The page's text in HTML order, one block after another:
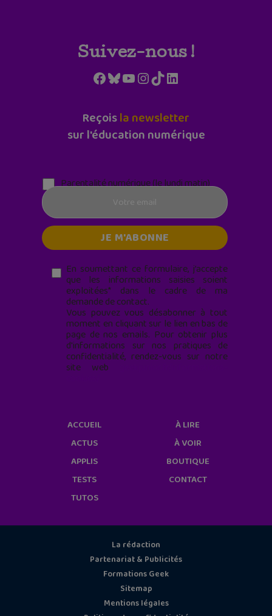
Suivez-nous !
Facebook
Bluesky
YouTube
Instagram
TikTokLinkedIn
Reçoisla newsletter
sur l'éducation numérique
Parentalité numérique (le lundi matin)
En soumettant ce formulaire, j’accepte
que les informations saisies soient
exploitées* dans le cadre de ma
demande de contact.
Vous pouvez vous désabonner à tout
moment en cliquant sur le lien en bas de
page de nos emails. Pour obtenir plus
d'informations sur nos pratiques de
confidentialité, rendez-vous sur notre
site web
ACCUEIL
ACTUS
APPLIS
TESTS
TUTOS
À LIRE
À VOIR
BOUTIQUE
CONTACT
La rédaction
Partenariat & Publicités
Formations Geek
Sitemap
Mentions légales